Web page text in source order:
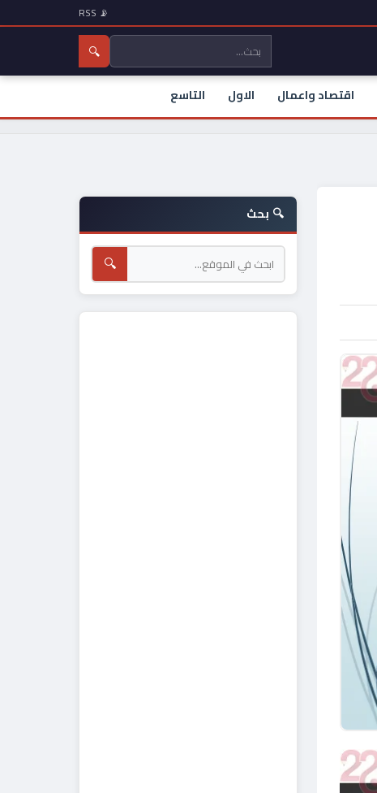
📡 RSS
🔍
اقتصاد واعمال الاول التاسع
🔍 بحث
🔍